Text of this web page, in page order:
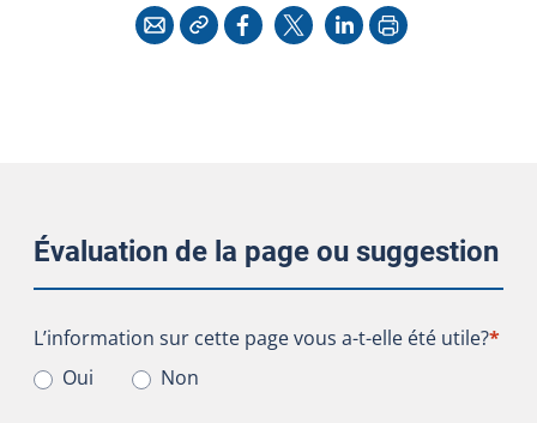
CourrielCopier l'adresse
Facebook
X LinkedInImprimer
Évaluation de la page ou suggestion
L’information sur cette page vous a-t-elle été utile?
L’information sur cette page vous a-t-elle été utile?*
Oui
Non